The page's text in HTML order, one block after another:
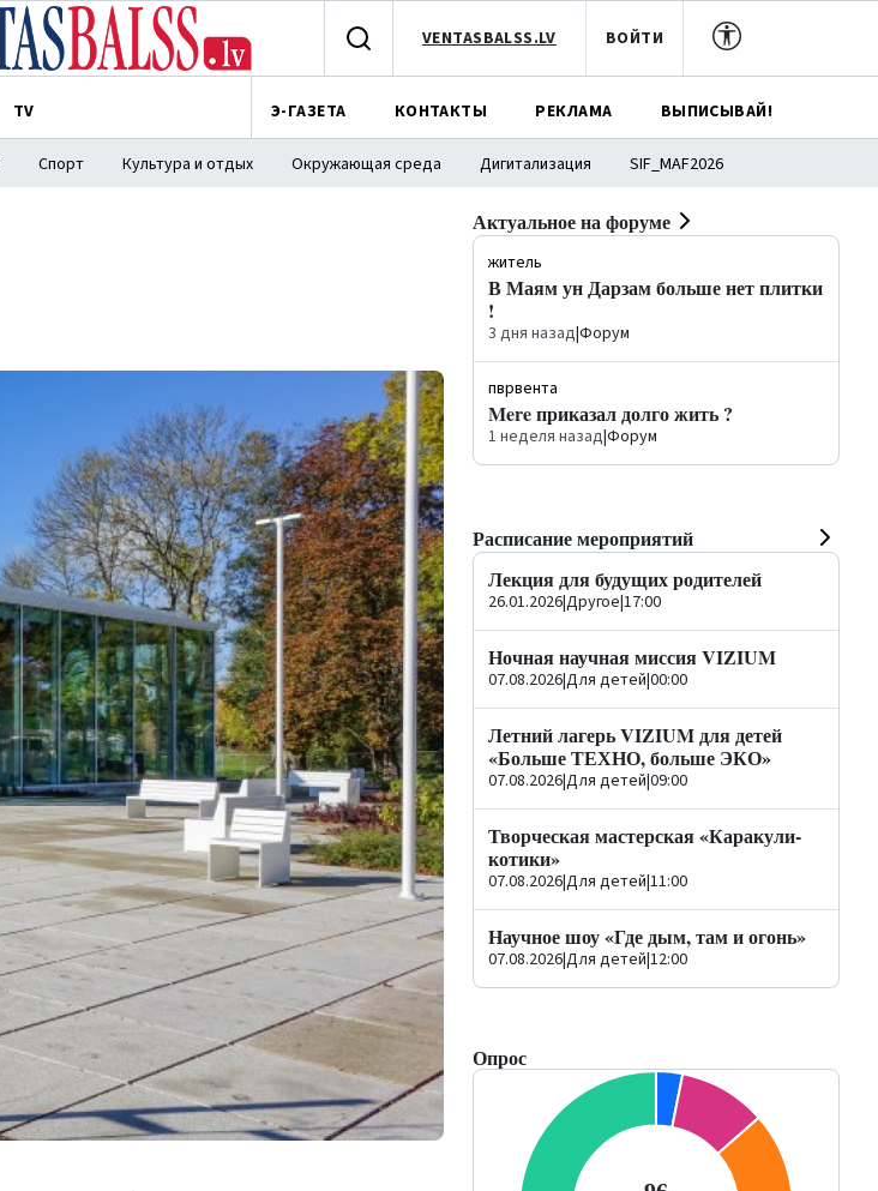
VENTASBALSS.LV ВОЙТИ
TV Э-ГАЗЕТА КОНТАКТЫ РЕКЛАМА ВЫПИСЫВАЙ!
Спорт Культура и отдых Окружающая среда Дигитализация SIF_MAF2026
Актуальное на форуме
житель
В Маям ун Дарзам больше нет плитки
!
3 дня назад|Форум
пврвента
Mere приказал долго жить ?
1 неделя назад|Форум
Расписание мероприятий
Лекция для будущих родителей
26.01.2026|Другое|17:00
Ночная научная миссия VIZIUM
07.08.2026|Для детей|00:00
Летний лагерь VIZIUM для детей
«Больше ТЕХНО, больше ЭКО»
07.08.2026|Для детей|09:00
Творческая мастерская «Каракули-
котики»
07.08.2026|Для детей|11:00
Научное шоу «Где дым, там и огонь»
07.08.2026|Для детей|12:00
Опрос